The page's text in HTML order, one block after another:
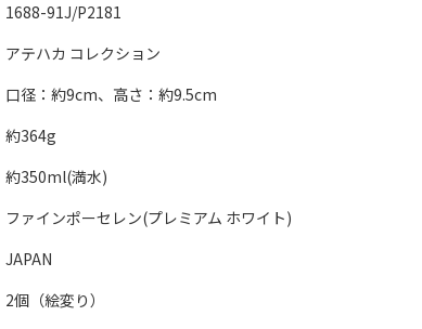
1688-91J/P2181
アテハカ コレクション
口径：約9cm、高さ：約9.5cm
約364g
約350ml(満水)
ファインポーセレン(プレミアム ホワイト)
JAPAN
2個（絵変り）